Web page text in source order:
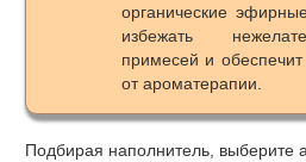
органические
избежать
примесей и
от ароматерапии.
Подбирая наполнитель, выберите